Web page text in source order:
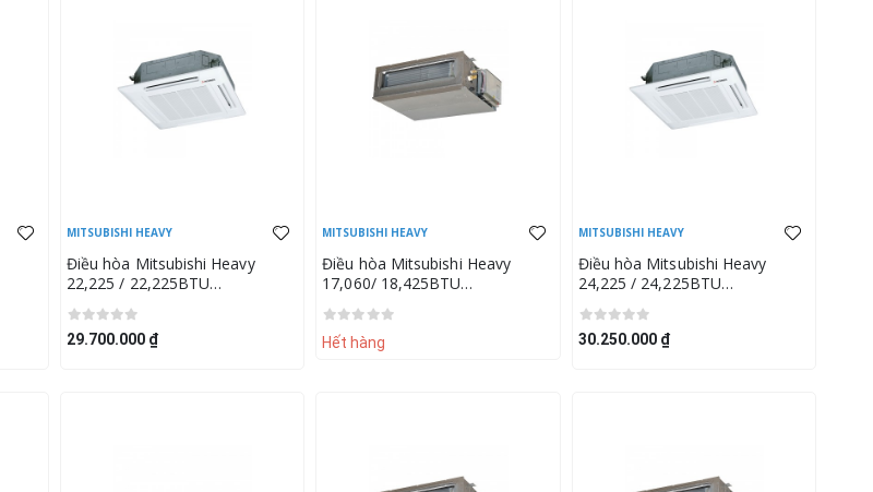
MITSUBISHI HEAVY
Điều hòa Mitsubishi Heavy
22,225 / 22,225BTU
nạ T-PSA-5BW-E)
29.700.000 ₫
MITSUBISHI HEAVY
Điều hòa Mitsubishi Heavy
17,060/ 18,425BTU
Hết hàng
MITSUBISHI HEAVY
Điều hòa Mitsubishi Heavy
24,225 / 24,225BTU
nạ T-PSA-5BW-E)
30.250.000 ₫